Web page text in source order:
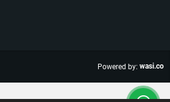
Powered by: wasi.co